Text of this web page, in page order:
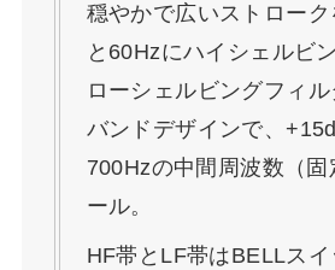
穏やかで広いストロー
と60Hzにハイシェルビ
ローシェルビングフィ
バンドデザインで、
700Hzの中間周波数（固
ール。
HF帯とLF帯はBELLス